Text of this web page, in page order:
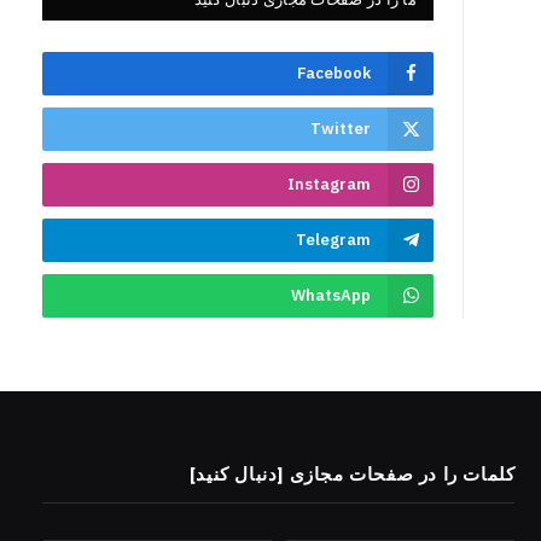
Facebook
Twitter
Instagram
Telegram
WhatsApp
کلمات را در صفحات مجازی [دنبال کنید]